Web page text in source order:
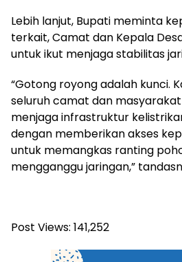
Lebih lanjut, Bupati meminta
terkait, Camat dan Kepala
untuk ikut menjaga stabilitas
“Gotong royong adalah kunci.
seluruh camat dan
menjaga infrastruktur
dengan memberikan akses
untuk memangkas ranting
mengganggu jaringan,”
Post Views: 141,252